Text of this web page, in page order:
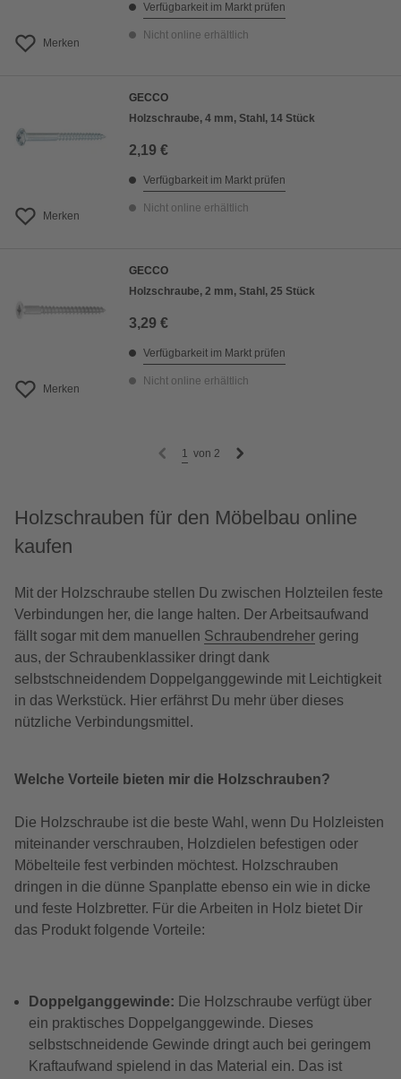
Merken
Verfügbarkeit im Markt prüfen
Nicht online erhältlich
Merken
GECCO
Holzschraube, 4 mm, Stahl, 14 Stück
2,19 €
Verfügbarkeit im Markt prüfen
Nicht online erhältlich
Merken
GECCO
Holzschraube, 2 mm, Stahl, 25 Stück
3,29 €
Verfügbarkeit im Markt prüfen
Nicht online erhältlich
1 von 2
Holzschrauben für den Möbelbau online
kaufen
Mit der Holzschraube stellen Du zwischen Holzteilen feste
Verbindungen her, die lange halten. Der Arbeitsaufwand
fällt sogar mit dem manuellen Schraubendreher gering
aus, der Schraubenklassiker dringt dank
selbstschneidendem Doppelganggewinde mit Leichtigkeit
in das Werkstück. Hier erfährst Du mehr über dieses
nützliche Verbindungsmittel.
Welche Vorteile bieten mir die Holzschrauben?
Die Holzschraube ist die beste Wahl, wenn Du Holzleisten
miteinander verschrauben, Holzdielen befestigen oder
Möbelteile fest verbinden möchtest. Holzschrauben
dringen in die dünne Spanplatte ebenso ein wie in dicke
und feste Holzbretter. Für die Arbeiten in Holz bietet Dir
das Produkt folgende Vorteile:
Doppelganggewinde: Die Holzschraube verfügt über
ein praktisches Doppelganggewinde. Dieses
selbstschneidende Gewinde dringt auch bei geringem
Kraftaufwand spielend in das Material ein. Das ist